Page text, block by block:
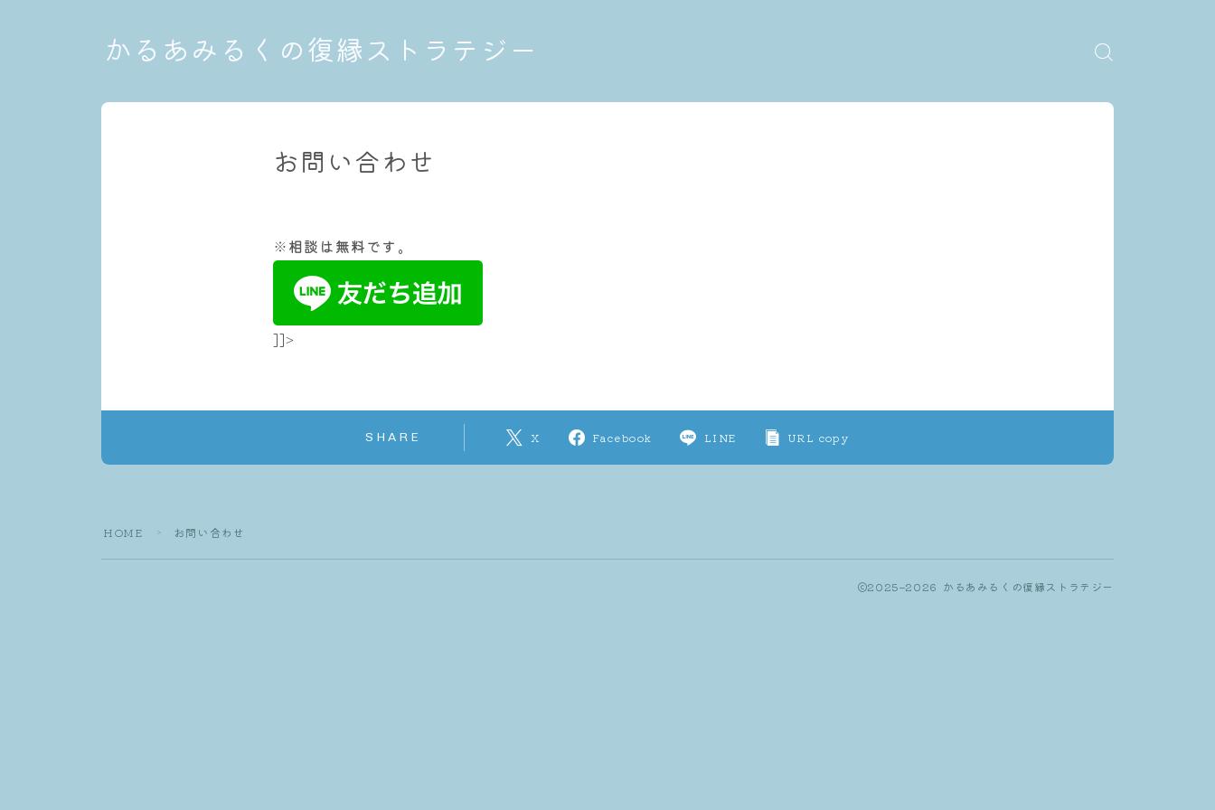
かるあみるくの復縁ストラテジー
お問い合わせ
※相談は無料です。
]]>
SHARE X Facebook LINE URL copy
HOME ＞ お問い合わせ
2025–2026 かるあみるくの復縁ストラテジー